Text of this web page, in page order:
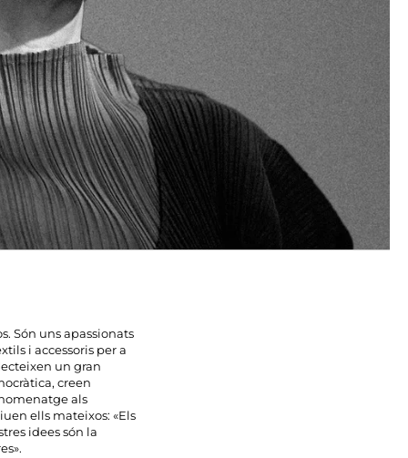
Són uns apassionats
i accessoris per a
un gran
creen
als
ells mateixos: «Els
idees són la